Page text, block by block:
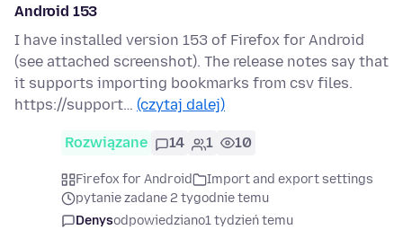
Android 153
I have installed version 153 of Firefox for Android
(see attached screenshot). The release notes say that
it supports importing bookmarks from csv files.
https://support… (czytaj dalej)
Rozwiązane 14 1 10
Firefox for Android
Import and export settings
pytanie zadane 2 tygodnie temu
Denysodpowiedziano1 tydzień temu